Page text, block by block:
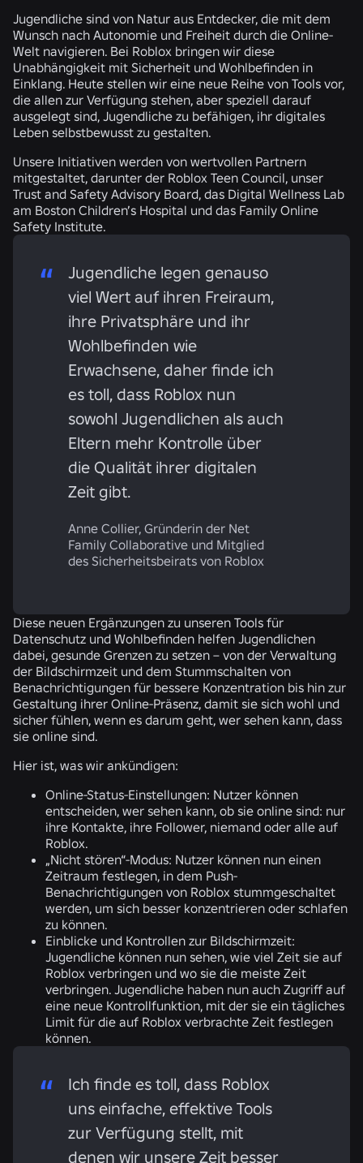
Jugendliche sind von Natur aus Entdecker, die mit dem
Wunsch nach Autonomie und Freiheit durch die Online-
Welt navigieren. Bei Roblox bringen wir diese
Unabhängigkeit mit Sicherheit und Wohlbefinden in
Einklang. Heute stellen wir eine neue Reihe von Tools vor,
die allen zur Verfügung stehen, aber speziell darauf
ausgelegt sind, Jugendliche zu befähigen, ihr digitales
Leben selbstbewusst zu gestalten.
Unsere Initiativen werden von wertvollen Partnern
mitgestaltet, darunter der Roblox Teen Council, unser
Trust and Safety Advisory Board, das Digital Wellness Lab
am Boston Children’s Hospital und das Family Online
Safety Institute.
Jugendliche legen genauso
viel Wert auf ihren Freiraum,
ihre Privatsphäre und ihr
Wohlbefinden wie
Erwachsene, daher finde ich
es toll, dass Roblox nun
sowohl Jugendlichen als auch
Eltern mehr Kontrolle über
die Qualität ihrer digitalen
Zeit gibt.
Anne Collier, Gründerin der Net
Family Collaborative und Mitglied
des Sicherheitsbeirats von Roblox
Diese neuen Ergänzungen zu unseren Tools für
Datenschutz und Wohlbefinden helfen Jugendlichen
dabei, gesunde Grenzen zu setzen – von der Verwaltung
der Bildschirmzeit und dem Stummschalten von
Benachrichtigungen für bessere Konzentration bis hin zur
Gestaltung ihrer Online-Präsenz, damit sie sich wohl und
sicher fühlen, wenn es darum geht, wer sehen kann, dass
sie online sind.
Hier ist, was wir ankündigen:
Online-Status-Einstellungen: Nutzer können
entscheiden, wer sehen kann, ob sie online sind: nur
ihre Kontakte, ihre Follower, niemand oder alle auf
Roblox.
„Nicht stören“-Modus: Nutzer können nun einen
Zeitraum festlegen, in dem Push-
Benachrichtigungen von Roblox stummgeschaltet
werden, um sich besser konzentrieren oder schlafen
zu können.
Einblicke und Kontrollen zur Bildschirmzeit:
Jugendliche können nun sehen, wie viel Zeit sie auf
Roblox verbringen und wo sie die meiste Zeit
verbringen. Jugendliche haben nun auch Zugriff auf
eine neue Kontrollfunktion, mit der sie ein tägliches
Limit für die auf Roblox verbrachte Zeit festlegen
können.
Ich finde es toll, dass Roblox
uns einfache, effektive Tools
zur Verfügung stellt, mit
denen wir unsere Zeit besser